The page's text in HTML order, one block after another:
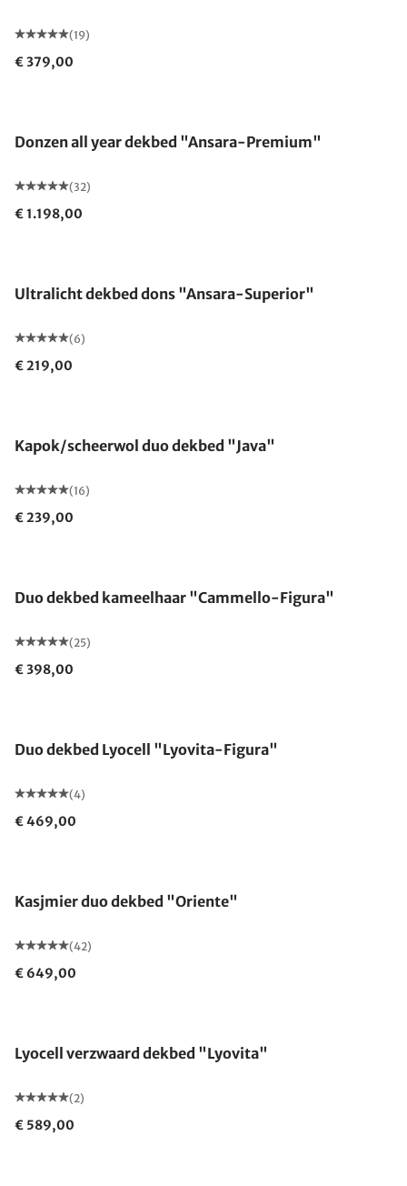
(19)
€ 379,00
Donzen all year dekbed "Ansara-Premium"
(32)
€ 1.198,00
Ultralicht dekbed dons "Ansara-Superior"
(6)
€ 219,00
Kapok/scheerwol duo dekbed "Java"
(16)
€ 239,00
Duo dekbed kameelhaar "Cammello-Figura"
(25)
€ 398,00
Duo dekbed Lyocell "Lyovita-Figura"
(4)
€ 469,00
Kasjmier duo dekbed "Oriente"
(42)
€ 649,00
Lyocell verzwaard dekbed "Lyovita"
(2)
€ 589,00